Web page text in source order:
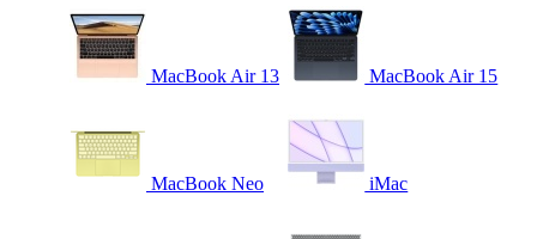
MacBook Air 13 MacBook Air 15
MacBook Neo iMac